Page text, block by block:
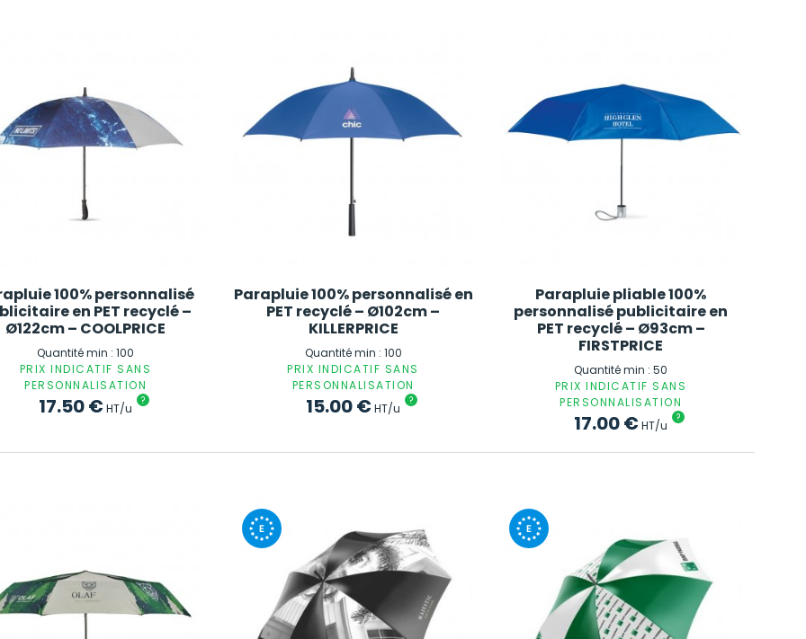
100% personnalisé
en PET recyclé –
Ø122cm – COOLPRICE
Quantité min : 100
PRIX INDICATIF SANS
PERSONNALISATION
17.50€HT/u
?
Parapluie 100% personnalisé en
PET recyclé – Ø102cm –
KILLERPRICE
Quantité min : 100
PRIX INDICATIF SANS
PERSONNALISATION
15.00€HT/u
?
Parapluie pliable 100%
personnalisé publicitaire en
PET recyclé – Ø93cm –
FIRSTPRICE
Quantité min : 50
PRIX INDICATIF SANS
PERSONNALISATION
17.00€HT/u
?